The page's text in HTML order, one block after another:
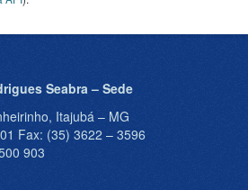
Seabra – Sede
Itajubá – MG
Fax: (35) 3622 – 3596
903